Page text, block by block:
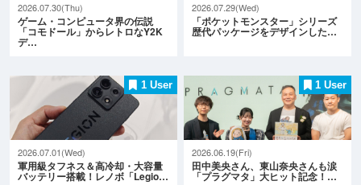
2026.07.30(Thu)
ゲーム・コンピュータ界の伝説
「コモドール」からレトロなY2K
デ…
2026.07.29(Wed)
「ポケットモンスター」シリーズ
歴代パッケージをデザインした…
1 User
2026.07.01(Wed)
軍用級タフネス＆高冷却・大容量
バッテリー搭載！レノボ「Legio…
1 User
2026.06.19(Fri)
田中美央さん、東山奈央さんも涙
「プラグマタ」大ヒット記念！…